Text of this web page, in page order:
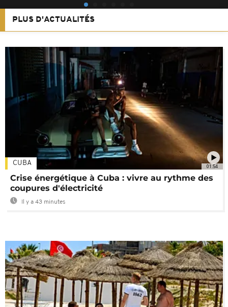
PLUS D'ACTUALITÉS
01:54
CUBA
Crise énergétique à Cuba : vivre au rythme des
coupures d'électricité
Il y a 43 minutes